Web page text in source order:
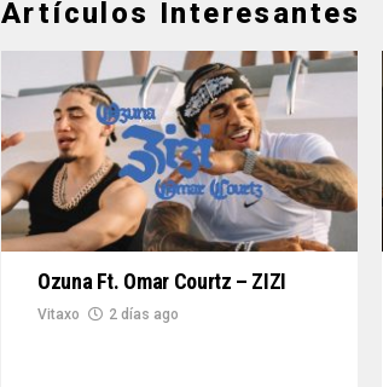
Artículos Interesantes
Ozuna Ft. Omar Courtz – ZIZI
Vitaxo 2 días ago